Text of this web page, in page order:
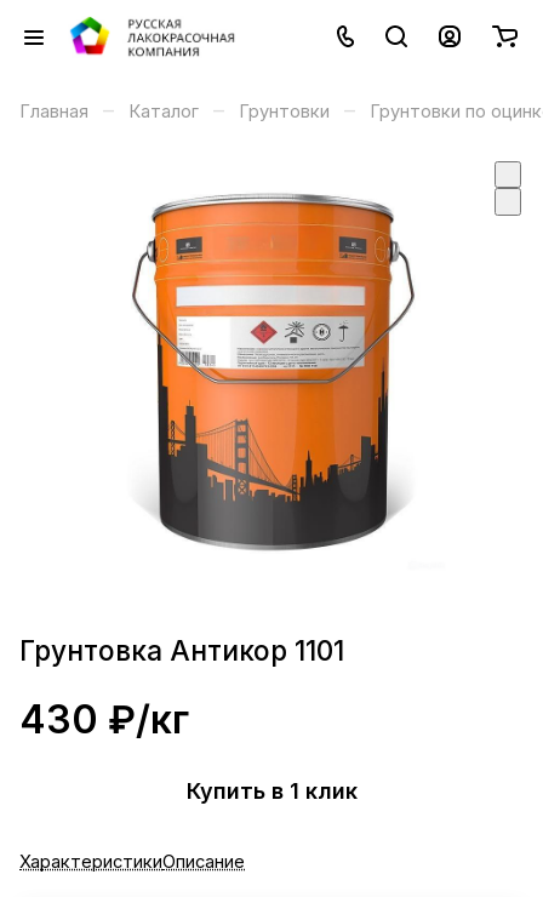
Главная – Каталог – Грунтовки – Грунтовки по
Грунтовка Антикор 1101
430 ₽/кг
Купить в 1 клик
ХарактеристикиОписание